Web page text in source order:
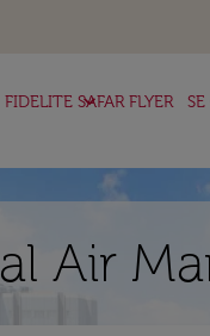
FIDELITE SAFAR FLYER
keyboard_arrow_down
Air